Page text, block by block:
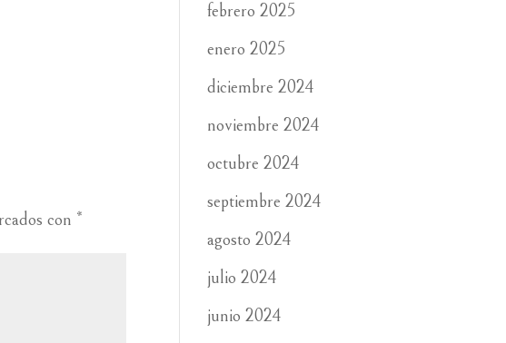
con *
febrero 2025
enero 2025
diciembre 2024
noviembre 2024
octubre 2024
septiembre 2024
agosto 2024
julio 2024
junio 2024